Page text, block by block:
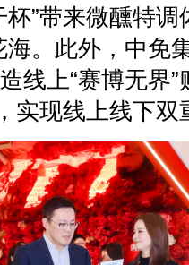
”带来微醺特调
海。此外，中免
线上“赛博无界
实现线上线下